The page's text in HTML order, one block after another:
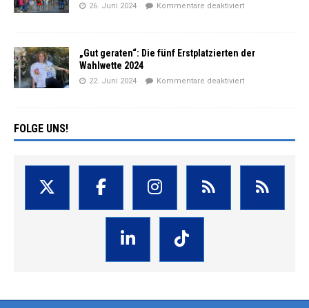
26. Juni 2024 Kommentare deaktiviert
„Gut geraten“: Die fünf Erstplatzierten der
Wahlwette 2024
22. Juni 2024 Kommentare deaktiviert
FOLGE UNS!